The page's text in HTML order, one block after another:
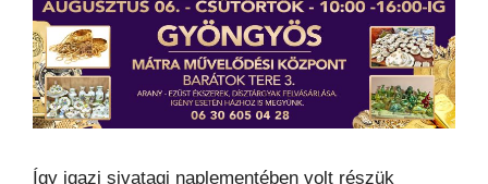
Így igazi sivatagi naplementében volt részük